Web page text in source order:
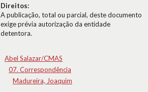
Direitos:
A publicação, total ou parcial, deste documento
exige prévia autorização da entidade
detentora.
Abel Salazar/CMAS
07. Correspondência
Madureira, Joaquim